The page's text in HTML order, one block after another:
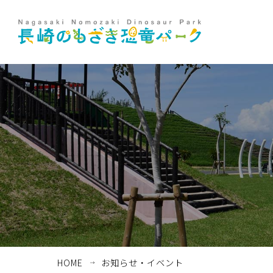
ホーム
お知らせ・イベント
HOME お知らせ・イベント